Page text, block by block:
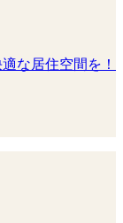
な居住空間を！